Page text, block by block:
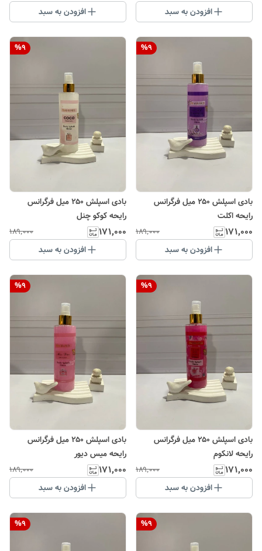
افزودن به سبد افزودن به سبد
%9
بادی اسپلش ۲۵۰ میل فرگرانس
رایحه اکلت
۱۷۱٬۰۰۰ ۱۸۹٬۰۰۰
افزودن به سبد
%9
بادی اسپلش ۲۵۰ میل فرگرانس
رایحه کوکو چنل
۱۷۱٬۰۰۰ ۱۸۹٬۰۰۰
افزودن به سبد
%9
بادی اسپلش ۲۵۰ میل فرگرانس
رایحه لانکوم
۱۷۱٬۰۰۰ ۱۸۹٬۰۰۰
افزودن به سبد
%9
بادی اسپلش ۲۵۰ میل فرگرانس
رایحه میس دیور
۱۷۱٬۰۰۰ ۱۸۹٬۰۰۰
افزودن به سبد
%9
%9